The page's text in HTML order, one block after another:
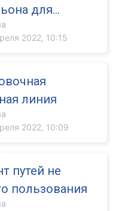
для
2022, 10:15
линия
2022, 10:09
путей не
пользования